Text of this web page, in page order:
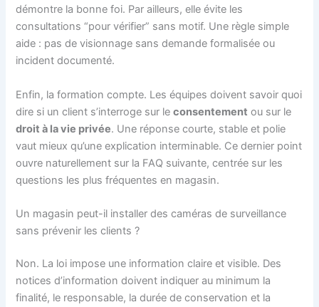
démontre la bonne foi. Par ailleurs, elle évite les
consultations “pour vérifier” sans motif. Une règle simple
aide : pas de visionnage sans demande formalisée ou
incident documenté.
Enfin, la formation compte. Les équipes doivent savoir quoi
dire si un client s’interroge sur leconsentement ou sur le
droit à la vie privée. Une réponse courte, stable et polie
vaut mieux qu’une explication interminable. Ce dernier point
ouvre naturellement sur la FAQ suivante, centrée sur les
questions les plus fréquentes en magasin.
Un magasin peut-il installer des caméras de surveillance
sans prévenir les clients ?
Non. La loi impose une information claire et visible. Des
notices d’information doivent indiquer au minimum la
finalité, le responsable, la durée de conservation et la